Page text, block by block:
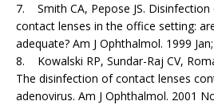
7. Smith CA, Pepose JS.
contact lenses in the office setting:
adequate? Am J Ophthalmol. 1999
8. Kowalski RP, Sundar-Raj CV,
The disinfection of contact lenses
adenovirus. Am J Ophthalmol. 2001